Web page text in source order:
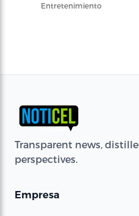
Entretenimiento
Transparent news,
perspectives.
Empresa